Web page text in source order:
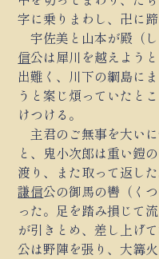
字に乗りまわし、卍に
宇佐美と山本が殿（
信公は犀川を越えよう
出難く、川下の綱島に
うと案じ煩っていたと
けつける。
主君のご無事を大い
と、鬼小次郎は重い鎧
渡り、また取って返し
謙信公の御馬の轡（く
った。足を踏み損じて
が引きとめ、差し上げ
公は野陣を張り、大篝